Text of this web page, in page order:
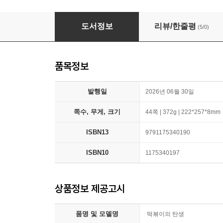
떡볶이의 탄생
도서정보 리뷰/한줄평 (5/0)
품목정보
발행일 2026년 06월 30일
쪽수, 무게, 크기 44쪽 | 372g | 222*257*8mm
ISBN13 9791175340190
ISBN10 1175340197
상품정보 제공고시
품명 및 모델명 떡볶이의 탄생